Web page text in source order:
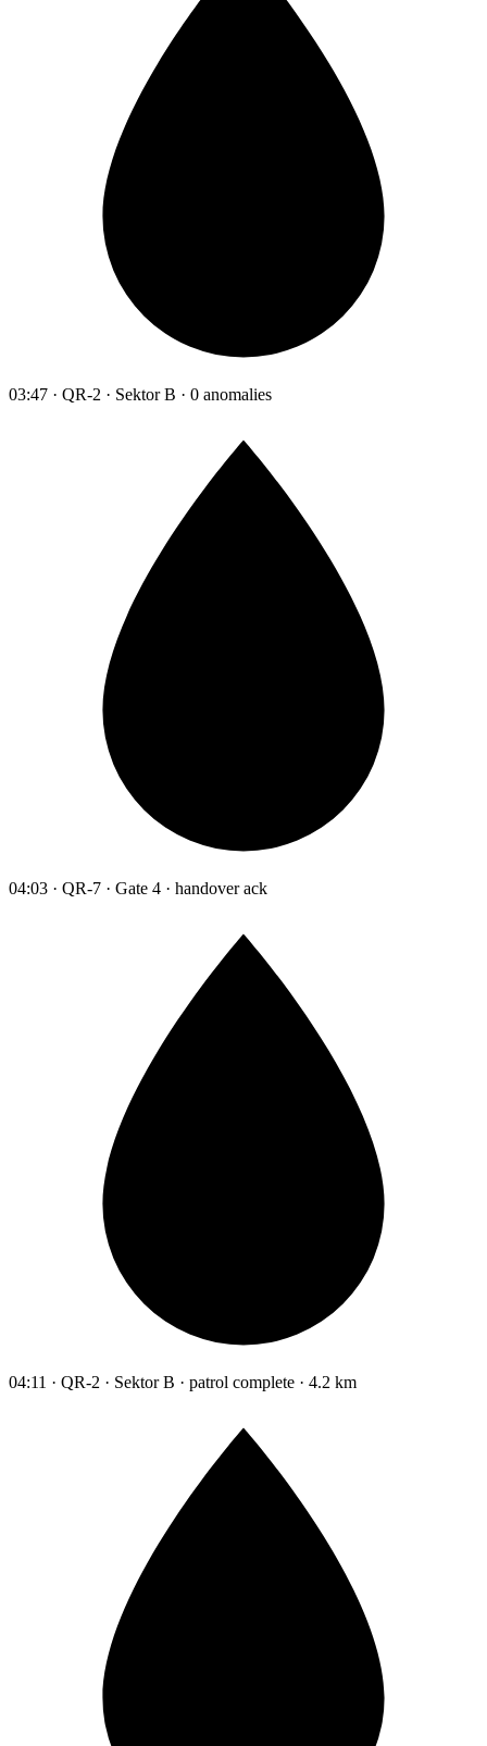
03:47 · QR-2 · Sektor B · 0 anomalies
04:03 · QR-7 · Gate 4 · handover ack
04:11 · QR-2 · Sektor B · patrol complete · 4.2 km